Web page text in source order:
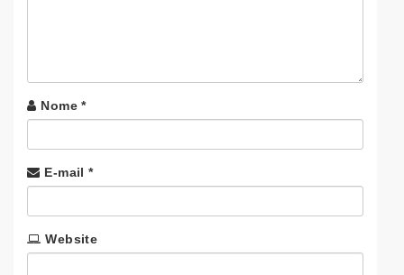
Nome *
E-mail *
Website